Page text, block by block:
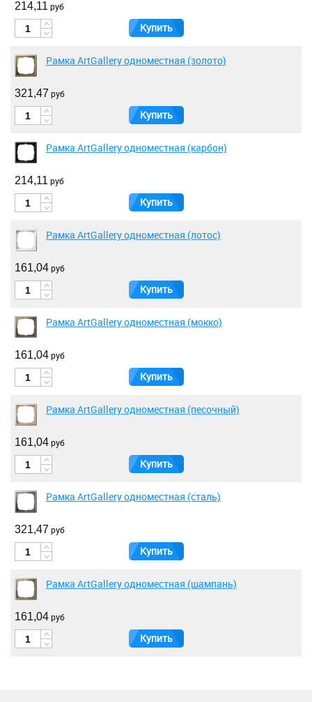
214,11 руб
Купить
Рамка ArtGallery одноместная (золото)
321,47 руб
Купить
Рамка ArtGallery одноместная (карбон)
214,11 руб
Купить
Рамка ArtGallery одноместная (лотос)
161,04руб
Купить
Рамка ArtGallery одноместная (мокко)
161,04руб
Купить
Рамка ArtGallery одноместная (песочный)
161,04руб
Купить
Рамка ArtGallery одноместная (сталь)
321,47 руб
Купить
Рамка ArtGallery одноместная (шампань)
161,04руб
Купить